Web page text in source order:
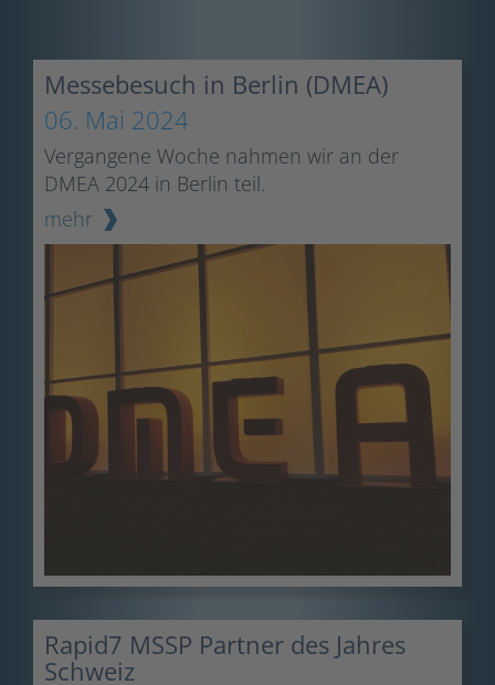
Messebesuch in Berlin (DMEA)
06. Mai 2024
Vergangene Woche nahmen wir an der
DMEA 2024 in Berlin teil.
mehr
Rapid7 MSSP Partner des Jahres
Schweiz